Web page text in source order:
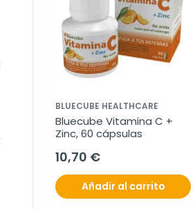
BLUECUBE HEALTHCARE
Bluecube Vitamina C +
Zinc, 60 cápsulas
10,70 €
Añadir al carrito